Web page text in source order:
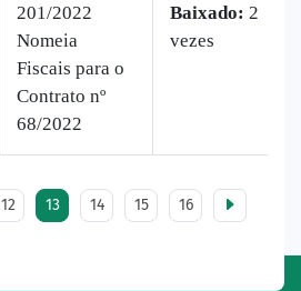
201/2022
Nomeia
Fiscais para o
Contrato nº
68/2022
Baixado: 2
vezes
12 13 14 15 16